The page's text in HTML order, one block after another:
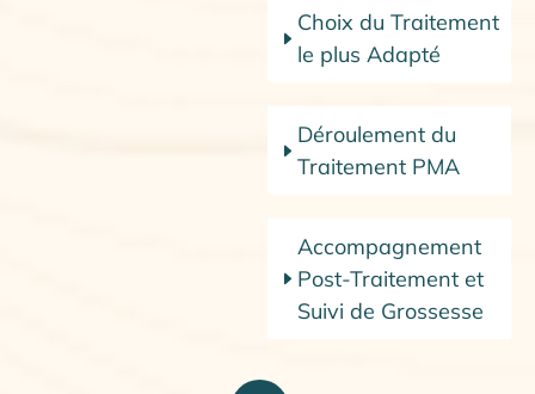
Choix du Traitement
le plus Adapté​
Déroulement du
Traitement PMA​
Accompagnement
Post-Traitement et
Suivi de Grossesse